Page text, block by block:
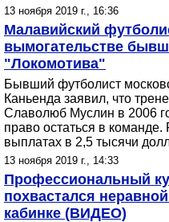
13 ноября 2019 г., 16:36
Малавийский
вымогательстве
"Локомотива"
Бывший футболист
Каньенда заявил, что
Славолюб Муслин в 2006
право остаться в
выплатах в 2,5 тысячи
13 ноября 2019 г., 14:33
Профессиональный
похвастался
кабинке (ВИДЕО)